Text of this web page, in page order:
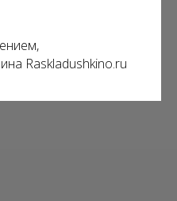
Raskladushkino.ru